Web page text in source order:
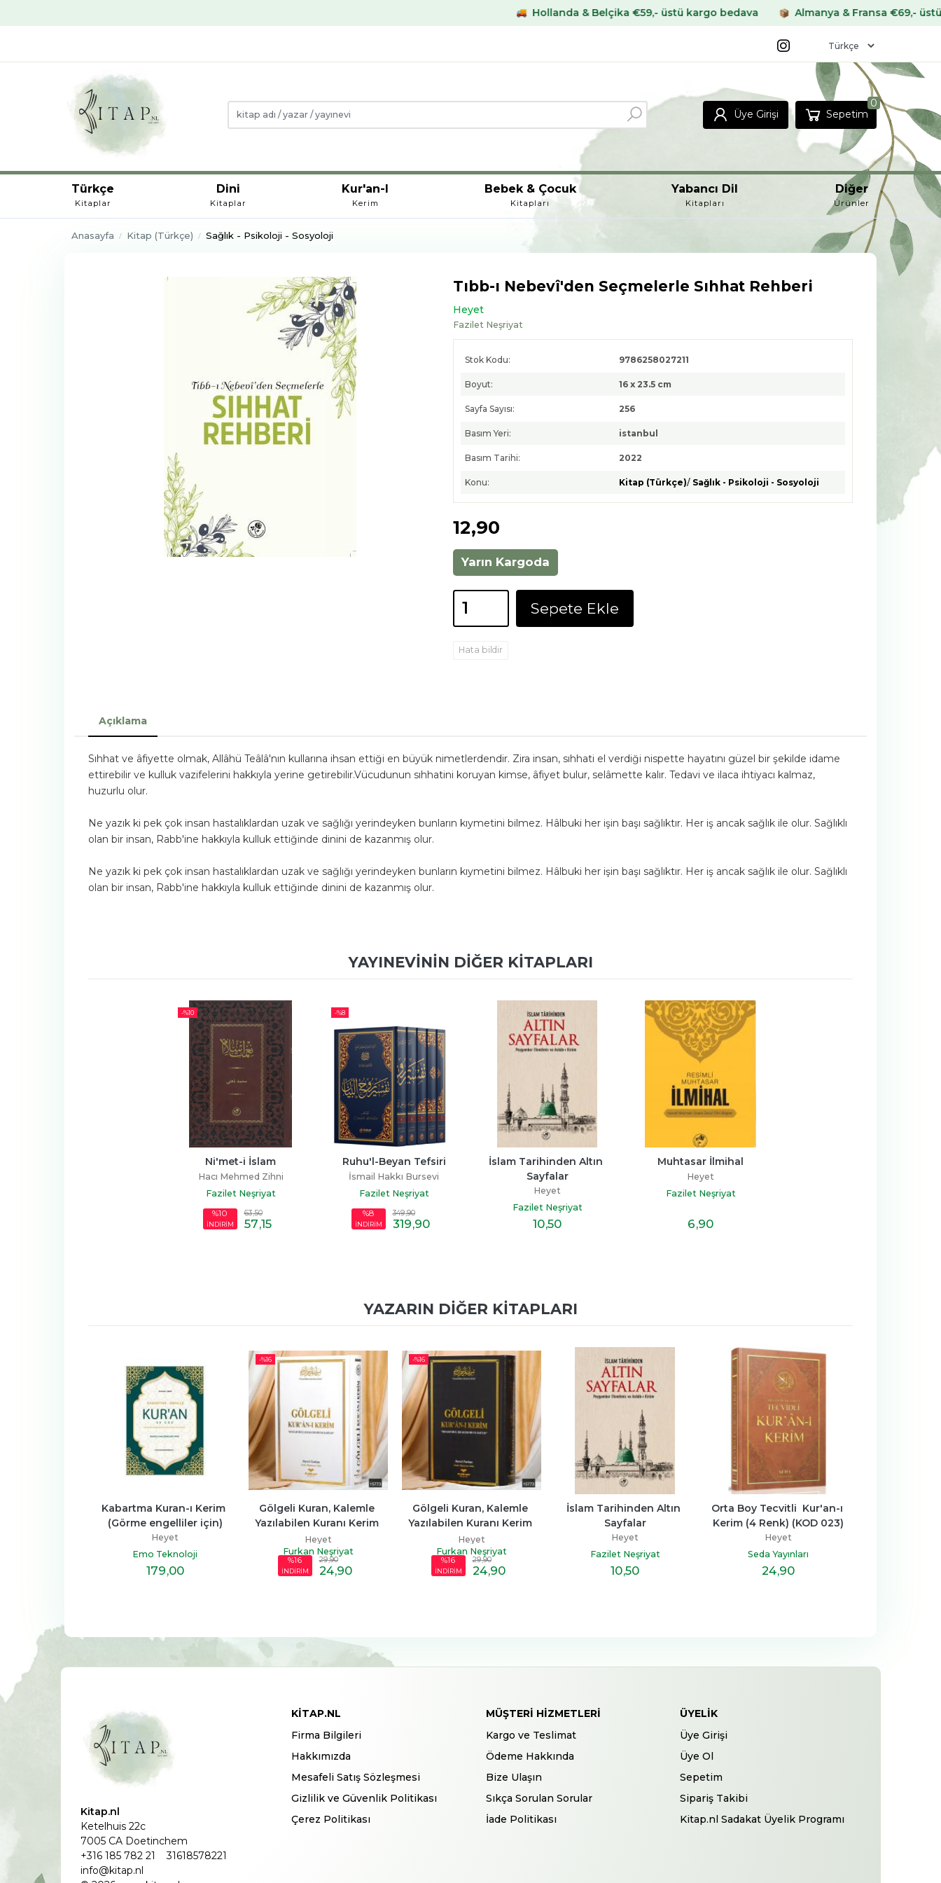
Hollanda & Belçika €59,- üstü kargo bedava Almanya & Fransa €69,- üstü kargo
Üye Girişi Sepetim
0
Türkçe
Kitaplar
Dini
Kitaplar
Kur'an-I
Kerim
Bebek & Çocuk
Kitapları
Yabancı Dil
Kitapları
Diğer
Ürünler
Anasayfa Kitap (Türkçe) Sağlık - Psikoloji - Sosyoloji
Tıbb-ı Nebevî'den Seçmelerle Sıhhat Rehberi
Heyet
Fazilet Neşriyat
Stok Kodu: 9786258027211
Boyut: 16 x 23.5 cm
Sayfa Sayısı: 256
Basım Yeri: istanbul
Basım Tarihi: 2022
Konu: Kitap (Türkçe)/ Sağlık - Psikoloji - Sosyoloji
12,90
Yarın Kargoda
Sepete Ekle
Hata bildir
Açıklama
Sıhhat ve âfiyette olmak, Allâhü Teâlâ'nın kullarına ihsan ettiği en büyük nimetlerdendir. Zira insan, sıhhati el verdiği nispette hayatını güzel bir şekilde idame
ettirebilir ve kulluk vazifelerini hakkıyla yerine getirebilir.Vücudunun sıhhatini koruyan kimse, âfiyet bulur, selâmette kalır. Tedavi ve ilaca ihtiyacı kalmaz,
huzurlu olur.
Ne yazık ki pek çok insan hastalıklardan uzak ve sağlığı yerindeyken bunların kıymetini bilmez. Hâlbuki her işin başı sağlıktır. Her iş ancak sağlık ile olur. Sağlıklı
olan bir insan, Rabb'ine hakkıyla kulluk ettiğinde dinini de kazanmış olur.
Ne yazık ki pek çok insan hastalıklardan uzak ve sağlığı yerindeyken bunların kıymetini bilmez. Hâlbuki her işin başı sağlıktır. Her iş ancak sağlık ile olur. Sağlıklı
olan bir insan, Rabb'ine hakkıyla kulluk ettiğinde dinini de kazanmış olur.
YAYINEVININ DIĞER KITAPLARI
-%10
Ni'met-i İslam
Hacı Mehmed Zihni
Fazilet Neşriyat
%10
İNDİRİM
63,50
57,15
-%8
Ruhu'l-Beyan Tefsiri
İsmail Hakkı Bursevi
Fazilet Neşriyat
%8
İNDİRİM
349,90
319,90
İslam Tarihinden Altın
Sayfalar
Heyet
Fazilet Neşriyat
10,50
Muhtasar İlmihal
Heyet
Fazilet Neşriyat
6,90
YAZARIN DIĞER KITAPLARI
Kabartma Kuran-ı Kerim
(Görme engelliler için)
Heyet
Emo Teknoloji
179,00
-%16
Gölgeli Kuran, Kalemle
Yazılabilen Kuranı Kerim
(Beyaz)
Heyet
Furkan Neşriyat
%16
İNDİRİM
29,90
24,90
-%16
Gölgeli Kuran, Kalemle
Yazılabilen Kuranı Kerim
(Siyah)
Heyet
Furkan Neşriyat
%16
İNDİRİM
29,90
24,90
İslam Tarihinden Altın
Sayfalar
Heyet
Fazilet Neşriyat
10,50
Orta Boy Tecvitli  Kur'an-ı
Kerim (4 Renk) (KOD 023)
Heyet
Seda Yayınları
24,90
Kitap.nl
Ketelhuis 22c
7005 CA Doetinchem
+316 185 782 21
31618578221
info@kitap.nl
KITAP.NL
Firma Bilgileri
Hakkımızda
Mesafeli Satış Sözleşmesi
Gizlilik ve Güvenlik Politikası
Çerez Politikası
MÜŞTERI HIZMETLERI
Kargo ve Teslimat
Ödeme Hakkında
Bize Ulaşın
Sıkça Sorulan Sorular
İade Politikası
ÜYELIK
Üye Girişi
Üye Ol
Sepetim
Sipariş Takibi
Kitap.nl Sadakat Üyelik Programı